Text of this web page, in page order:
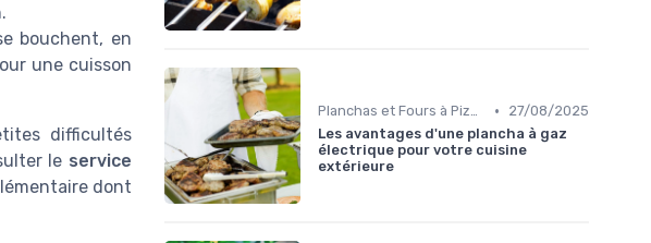
bouchent, en
une cuisson
difficultés
le service
dont
Planchas et Fours à Pizza •
27/08/2025
Les avantages d'une plancha à gaz
électrique pour votre cuisine
extérieure